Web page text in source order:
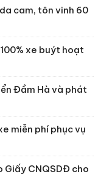
cam, tôn vinh 60
xe buýt hoạt
Đầm Hà và phát
miễn phí phục vụ
Giấy CNQSDĐ cho